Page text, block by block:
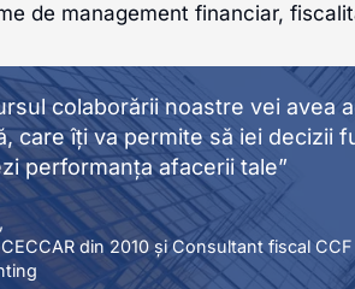
de management financiar,
colaborării noastre vei avea
care îți va permite să iei decizii
performanța afacerii tale”
din 2010 și Consultant fiscal